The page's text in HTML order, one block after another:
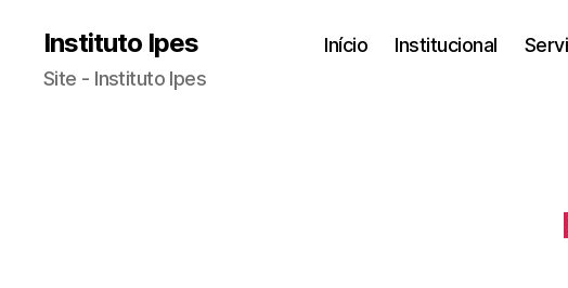
Instituto Ipes
Site - Instituto Ipes
Início Institucional